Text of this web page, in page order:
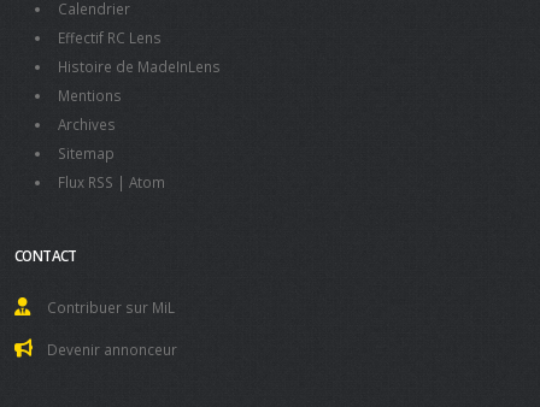
Calendrier
Effectif RC Lens
Histoire de MadeInLens
Mentions
Archives
Sitemap
Flux RSS | Atom
CONTACT
Contribuer sur MiL
Devenir annonceur